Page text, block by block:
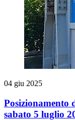
04 giu 2025
Posizionamento
sabato 5 luglio